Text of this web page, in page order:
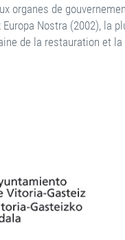
organes de
Nostra (2002), la
de la restauration et